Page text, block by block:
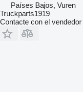
Países Bajos, Vuren
Truckparts1919
Contacte con el vendedor